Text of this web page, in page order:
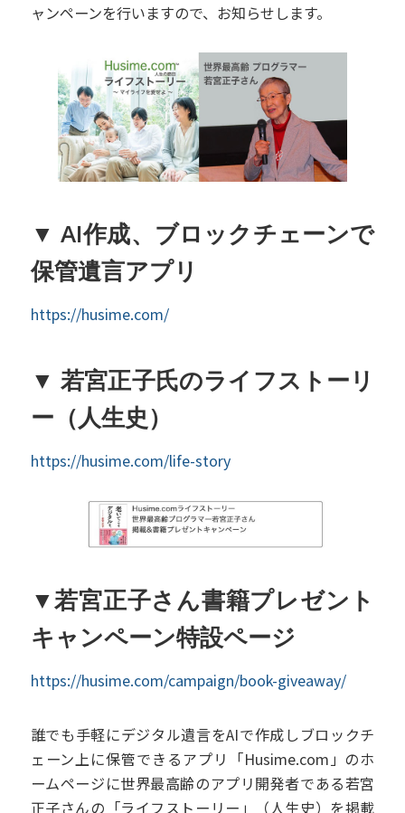
ャンペーンを行いますので、お知らせします。
▼ AI作成、ブロックチェーンで
保管遺言アプリ
https://husime.com/
▼ 若宮正子氏のライフストーリ
ー（人生史）
https://husime.com/life-story
▼若宮正子さん書籍プレゼント
キャンペーン特設ページ
https://husime.com/campaign/book-giveaway/
誰でも手軽にデジタル遺言をAIで作成しブロックチ
ェーン上に保管できるアプリ「Husime.com」のホ
ームページに世界最高齢のアプリ開発者である若宮
正子さんの「ライフストーリー」（人生史）を掲載